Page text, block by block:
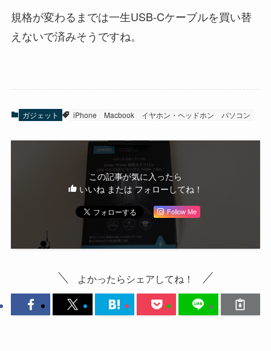
規格が変わるまでは一生USB-Cケーブルを買い替
えないで済みそうですね。
ガジェット iPhone Macbook イヤホン・ヘッドホン パソコン
この記事が気に入ったら
いいね または フォローしてね！
Follow Me
よかったらシェアしてね！